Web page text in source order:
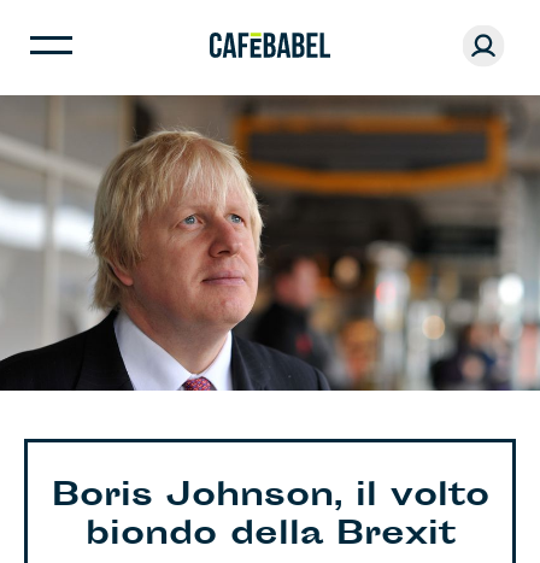
Boris Johnson, il volto
biondo della Brexit